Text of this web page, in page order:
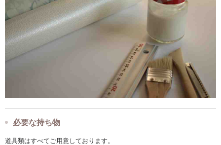
必要な持ち物
道具類はすべてご用意しております。